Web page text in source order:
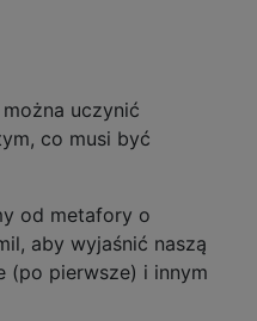
uczynić
co musi być
od metafory o
aby wyjaśnić naszą
(po pierwsze) i innym